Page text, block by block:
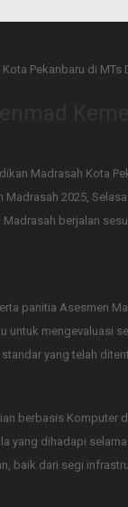
Madrasah Kota
2025,
berjalan
panitia Asesmen
untuk mengevaluasi
yang telah
berbasis Komputer
yang dihadapi
baik dari segi